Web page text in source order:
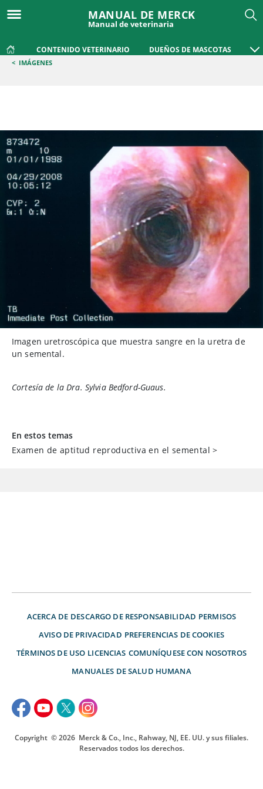
MANUAL DE MERCK
Manual de veterinaria
CONTENIDO VETERINARIO DUEÑOS DE MASCOTAS
< IMÁGENES
Imagen uretroscópica que muestra sangre en la uretra de
un semental.
Cortesía de la Dra. Sylvia Bedford-Guaus.
En estos temas
Examen de aptitud reproductiva en el semental >
ACERCA DE DESCARGO DE RESPONSABILIDAD PERMISOS
AVISO DE PRIVACIDAD PREFERENCIAS DE COOKIES
TÉRMINOS DE USO LICENCIAS COMUNÍQUESE CON NOSOTROS
MANUALES DE SALUD HUMANA
Copyright © 2026 Merck & Co., Inc., Rahway, NJ, EE. UU. y sus filiales.
Reservados todos los derechos.